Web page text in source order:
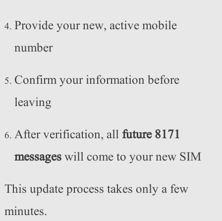
Provide your new, active mobile
number
Confirm your information before
leaving
After verification, all future 8171
messageswill come to your new SIM
This update process takes only a few
minutes.